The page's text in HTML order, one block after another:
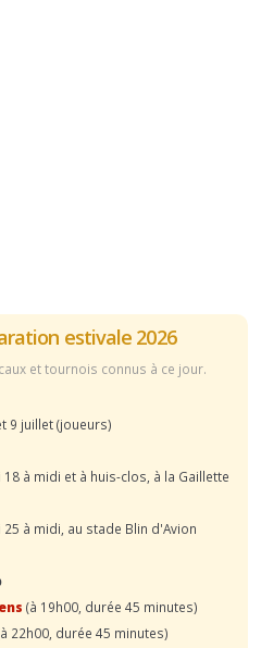
estivale 2026
et tournois connus à ce jour.
9 juillet (joueurs)
18 à midi et à huis-clos, à la Gaillette
25 à midi, au stade Blin d'Avion
(à 19h00, durée 45 minutes)
22h00, durée 45 minutes)